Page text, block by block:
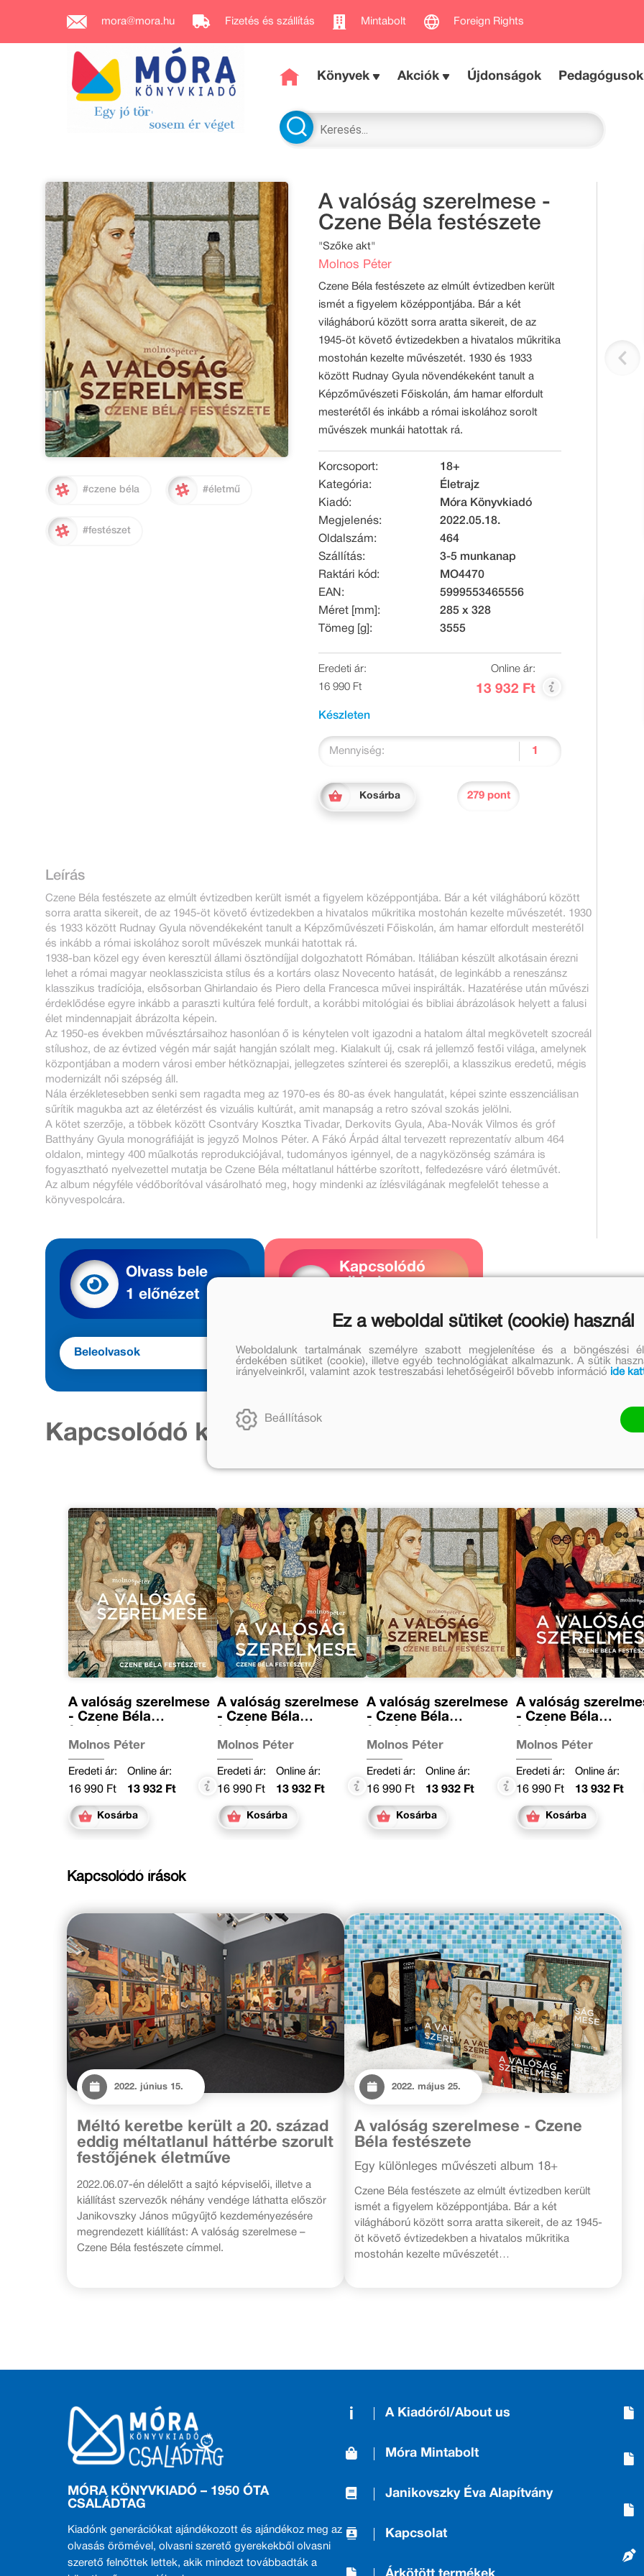
mora@mora.hu Fizetés és szállítás Mintabolt Foreign Rights
Könyvek Akciók Újdonságok
#czene béla #életmű
#festészet
A valóság szerelmese -
Czene Béla festészete
"Szőke akt"
Molnos Péter
Czene Béla festészete az elmúlt évtizedben került
ismét a figyelem középpontjába. Bár a két
világháború között sorra aratta sikereit, de az
1945-öt követő évtizedekben a hivatalos műkritika
mostohán kezelte művészetét. 1930 és 1933
között Rudnay Gyula növendékeként tanult a
Képzőművészeti Főiskolán, ám hamar elfordult
mesterétől és inkább a római iskolához sorolt
művészek munkái hatottak rá.
Korcsoport:
18+
Kategória:
Életrajz
Kiadó:
Móra Könyvkiadó
Megjelenés:
2022.05.18.
Oldalszám:
464
Szállítás:
3-5 munkanap
Raktári kód:
MO4470
EAN:
5999553465556
Méret [mm]:
285 x 328
Tömeg [g]:
3555
Eredeti ár:
16 990 Ft
Online ár:
13 932 Ft
Készleten
Mennyiség:
Kosárba 279 pont
Leírás
Czene Béla festészete az elmúlt évtizedben került ismét a figyelem középpontjába. Bár a két világháború között
sorra aratta sikereit, de az 1945-öt követő évtizedekben a hivatalos műkritika mostohán kezelte művészetét. 1930
és 1933 között Rudnay Gyula növendékeként tanult a Képzőművészeti Főiskolán, ám hamar elfordult mesterétől
és inkább a római iskolához sorolt művészek munkái hatottak rá.
1938-ban közel egy éven keresztül állami ösztöndíjjal dolgozhatott Rómában. Itáliában készült alkotásain érezni
lehet a római magyar neoklasszicista stílus és a kortárs olasz Novecento hatását, de leginkább a reneszánsz
klasszikus tradíciója, elsősorban Ghirlandaio és Piero della Francesca művei inspirálták. Hazatérése után művészi
érdeklődése egyre inkább a paraszti kultúra felé fordult, a korábbi mitológiai és bibliai ábrázolások helyett a falusi
élet mindennapjait ábrázolta képein.
Az 1950-es években művésztársaihoz hasonlóan ő is kénytelen volt igazodni a hatalom által megkövetelt szocreál
stílushoz, de az évtized végén már saját hangján szólalt meg. Kialakult új, csak rá jellemző festői világa, amelynek
központjában a modern városi ember hétköznapjai, jellegzetes színterei és szereplői, a klasszikus eredetű, mégis
modernizált női szépség áll.
Nála érzékletesebben senki sem ragadta meg az 1970-es és 80-as évek hangulatát, képei szinte esszenciálisan
sűrítik magukba azt az életérzést és vizuális kultúrát, amit manapság a retro szóval szokás jelölni.
A kötet szerzője, a többek között Csontváry Kosztka Tivadar, Derkovits Gyula, Aba-Novák Vilmos és gróf
Batthyány Gyula monográfiáját is jegyző Molnos Péter. A Fákó Árpád által tervezett reprezentatív album 464
oldalon, mintegy 400 műalkotás reprodukciójával, tudományos igénnyel, de a nagyközönség számára is
fogyasztható nyelvezettel mutatja be Czene Béla méltatlanul háttérbe szorított, felfedezésre váró életművét.
Az album négyféle védőborítóval vásárolható meg, hogy mindenki az ízlésvilágának megfelelőt tehesse a
könyvespolcára.
Olvass bele
1 előnézet
Beleolvasok
Kapcsolódó
Megnézem
Kapcsolódó kiadványok
A valóság szerelmese
- Czene Béla
Molnos Péter
Eredeti ár:
16 990 Ft
Online ár:
13 932 Ft
Kosárba
A valóság szerelmese
- Czene Béla
Molnos Péter
Eredeti ár:
16 990 Ft
Online ár:
13 932 Ft
Kosárba
A valóság szerelmese
- Czene Béla
Molnos Péter
Eredeti ár:
16 990 Ft
Online ár:
13 932 Ft
Kosárba
A valóság
- Czene Béla
Molnos Péter
Eredeti ár:
16 990 Ft
Online ár:
13 932 Ft
Kosárba
Kapcsolódó írások
2022. június 15.
Méltó keretbe került a 20. század
eddig méltatlanul háttérbe szorult
festőjének életműve
2022.06.07-én délelőtt a sajtó képviselői, illetve a
kiállítást szervezők néhány vendége láthatta először
Janikovszky János műgyűjtő kezdeményezésére
megrendezett kiállítást: A valóság szerelmese –
Czene Béla festészete címmel.
2022. május 25.
A valóság szerelmese - Czene
Béla festészete
Egy különleges művészeti album 18+
Czene Béla festészete az elmúlt évtizedben került
ismét a figyelem középpontjába. Bár a két
világháború között sorra aratta sikereit, de az 1945-
öt követő évtizedekben a hivatalos műkritika
mostohán kezelte művészetét…
MÓRA KÖNYVKIADÓ – 1950 ÓTA
CSALÁDTAG
Kiadónk generációkat ajándékozott és ajándékoz meg az
olvasás örömével, olvasni szerető gyerekekből olvasni
szerető felnőttek lettek, akik mindezt továbbadták a
A Kiadóról/About us
Móra Mintabolt
Janikovszky Éva Alapítvány
Kapcsolat
Ez a weboldal sütiket (cookie) használ
Weboldalunk tartalmának személyre szabott megjelenítése és a böngészési
érdekében sütiket (cookie), illetve egyéb technológiákat alkalmazunk. A sütik
irányelveinkről, valamint azok testreszabási lehetőségeiről bővebb információ ide
Beállítások